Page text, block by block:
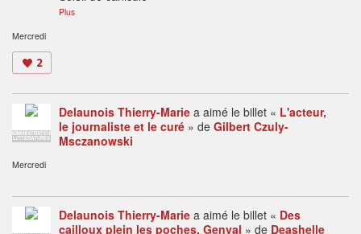
Plus
Mercredi
2
ADMINISTRATEUR
LITTÉRATURES
Delaunois Thierry-Marie a aimé le billet « L'acteur,
le journaliste et le curé » de Gilbert Czuly-
Msczanowski
Mercredi
Delaunois Thierry-Marie a aimé le billet « Des
cailloux plein les poches, Genval » de Deashelle